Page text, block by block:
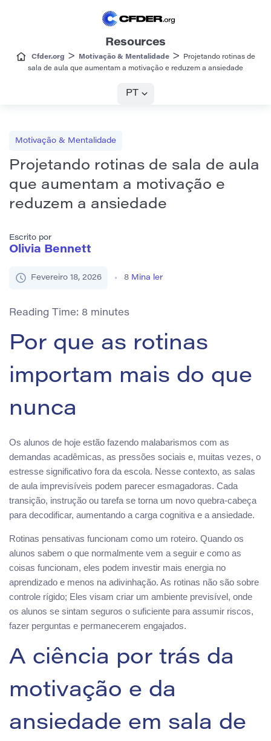
Resources
Cfder.org > Motivação & Mentalidade>
Projetando rotinas de
sala de aula que aumentam a motivação e reduzem a ansiedade
PT
Motivação & Mentalidade
Projetando rotinas de sala de aula
que aumentam a motivação e
reduzem a ansiedade
Escrito por
Olivia Bennett
Fevereiro 18, 2026 8 Mina ler
Reading Time: 8 minutes
Por que as rotinas
importam mais do que
nunca
Os alunos de hoje estão fazendo malabarismos com as
demandas acadêmicas, as pressões sociais e, muitas vezes, o
estresse significativo fora da escola. Nesse contexto, as salas
de aula imprevisíveis podem parecer esmagadoras. Cada
transição, instrução ou tarefa se torna um novo quebra-cabeça
para decodificar, aumentando a carga cognitiva e a ansiedade.
Rotinas pensativas funcionam como um roteiro. Quando os
alunos sabem o que normalmente vem a seguir e como as
coisas funcionam, eles podem investir mais energia no
aprendizado e menos na adivinhação. As rotinas não são sobre
controle rígido; Eles visam criar um ambiente previsível, onde
os alunos se sintam seguros o suficiente para assumir riscos,
fazer perguntas e permanecerem engajados.
A ciência por trás da
motivação e da
ansiedade em sala de